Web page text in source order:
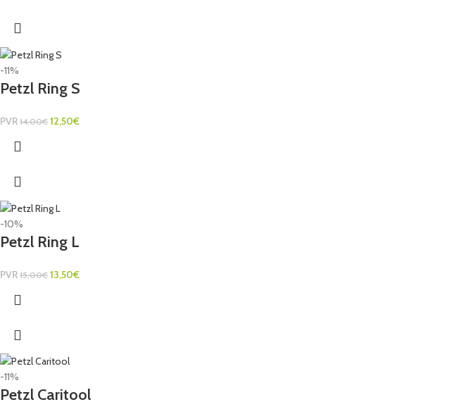
-11%
Petzl Ring S
PVR 14,00€ 12,50€
-10%
Petzl Ring L
PVR 15,00€ 13,50€
-11%
Petzl Caritool